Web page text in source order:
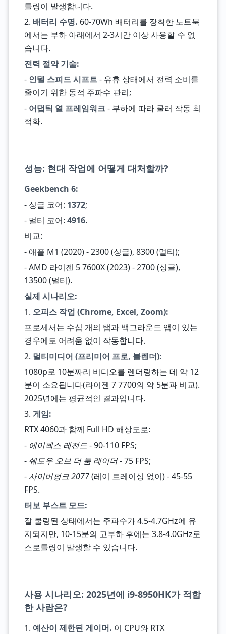
틀링이 발생합니다.
2. 배터리 수명. 60-70Wh 배터리를 장착한 노트북
에서는 부하 아래에서 2-3시간 이상 사용할 수 없
습니다.
전력 절약 기술:
- 인텔 스피드 시프트- 유휴 상태에서 전력 소비를
줄이기 위한 동적 주파수 관리;
- 어댑틱 열 프레임워크- 부하에 따라 쿨러 작동 최
적화.
성능: 현대 작업에 어떻게 대처할까?
Geekbench 6:
- 싱글 코어: 1372;
- 멀티 코어: 4916.
비교:
- 애플 M1 (2020) - 2300 (싱글), 8300 (멀티);
- AMD 라이젠 5 7600X (2023) - 2700 (싱글),
13500 (멀티).
실제 시나리오:
1. 오피스 작업 (Chrome, Excel, Zoom):
프로세서는 수십 개의 탭과 백그라운드 앱이 있는
경우에도 어려움 없이 작동합니다.
2. 멀티미디어 (프리미어 프로, 블렌더):
1080p로 10분짜리 비디오를 렌더링하는 데 약 12
분이 소요됩니다(라이젠 7 7700의 약 5분과 비교).
2025년에는 평균적인 결과입니다.
3. 게임:
RTX 4060과 함께 Full HD 해상도로:
- 에이펙스 레전드- 90-110 FPS;
- 쉐도우 오브 더 툼 레이더- 75 FPS;
- 사이버펑크 2077(레이 트레이싱 없이) - 45-55
FPS.
터보 부스트 모드:
잘 쿨링된 상태에서는 주파수가 4.5-4.7GHz에 유
지되지만, 10-15분의 고부하 후에는 3.8-4.0GHz로
스로틀링이 발생할 수 있습니다.
사용 시나리오: 2025년에 i9-8950HK가 적합
한 사람은?
1. 예산이 제한된 게이머. 이 CPU와 RTX